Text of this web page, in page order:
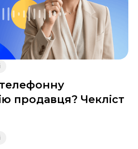
продавця? Чекліст